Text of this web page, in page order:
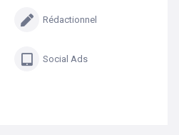
Rédactionnel
Social Ads